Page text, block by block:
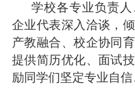
学校各专业负责
企业代表深入洽谈，
产教融合、校企协同
提供简历优化、面试
励同学们坚定专业自信